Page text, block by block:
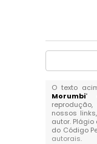
O texto
Morumbi"
nossos
autor.
do Código
autorais.